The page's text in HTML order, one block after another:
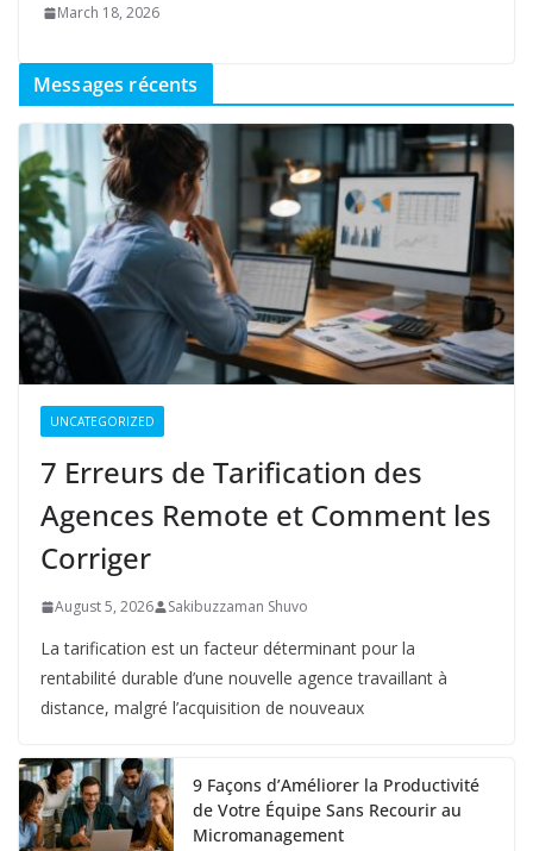
March 18, 2026
Messages récents
UNCATEGORIZED
7 Erreurs de Tarification des
Agences Remote et Comment les
Corriger
August 5, 2026 Sakibuzzaman Shuvo
La tarification est un facteur déterminant pour la
rentabilité durable d’une nouvelle agence travaillant à
distance, malgré l’acquisition de nouveaux
9 Façons d’Améliorer la Productivité
de Votre Équipe Sans Recourir au
Micromanagement